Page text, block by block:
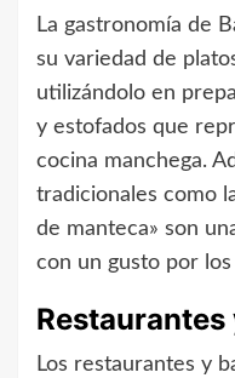
La gastronomía de
su variedad de
utilizándolo en
y estofados que
cocina manchega.
tradicionales como
de manteca» son
con un gusto por
Restaurantes
Los restaurantes y